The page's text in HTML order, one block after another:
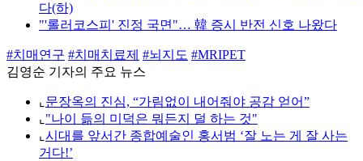
다(하)
"'롤러코스피' 진정 국면"… 韓 증시 반전 신호 나왔다
#치매연구 #치매치료제 #뇌지도 #MRIPET
김영순 기자의 주요 뉴스
⌞ 문장옥의 진심, “가림없이 내어줘야 공감 얻어”
⌞ "나이 듦의 미덕은 뭐든지 덜 하는 것"
⌞ 시대를 앞서간 종합예술인 홍서범 ‘잘 노는 게 잘 사는
거다!’